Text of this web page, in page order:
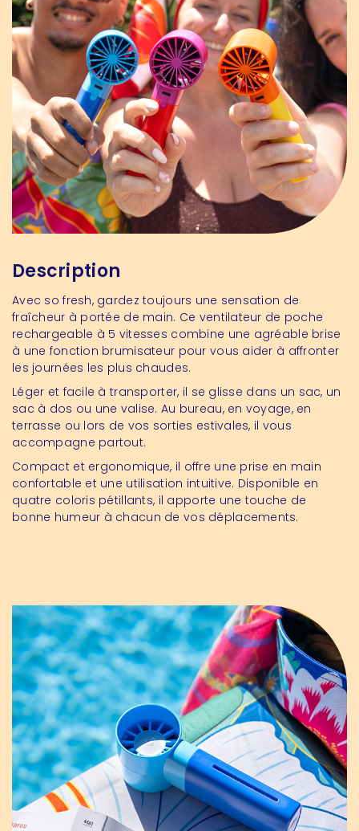
Description
Avec so fresh, gardez toujours une sensation de
fraîcheur à portée de main. Ce ventilateur de poche
rechargeable à 5 vitesses combine une agréable brise
à une fonction brumisateur pour vous aider à affronter
les journées les plus chaudes.
Léger et facile à transporter, il se glisse dans un sac, un
sac à dos ou une valise. Au bureau, en voyage, en
terrasse ou lors de vos sorties estivales, il vous
accompagne partout.
Compact et ergonomique, il offre une prise en main
confortable et une utilisation intuitive. Disponible en
quatre coloris pétillants, il apporte une touche de
bonne humeur à chacun de vos déplacements.